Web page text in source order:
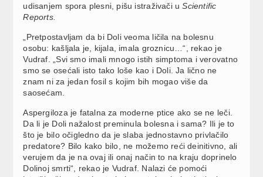
udisanjem spora plesni, pišu istraživači uScientific
Reports.
„Pretpostavljam da bi Doli veoma ličila na bolesnu
osobu: kašljala je, kijala, imala groznicu…“, rekao je
Vudraf. „Svi smo imali mnogo istih simptoma i verovatno
smo se osećali isto tako loše kao i Doli. Ja lično ne
znam ni za jedan fosil s kojim bih mogao više da
saosećam.
Aspergiloza je fatalna za moderne ptice ako se ne leči.
Da li je Doli nažalost preminula bolesna i sama? Ili je to
što je bilo očigledno da je slaba jednostavno privlačilo
predatore? Bilo kako bilo, ne možemo reći deinitivno, ali
verujem da je na ovaj ili onaj način to na kraju doprinelo
Dolinoj smrti“, rekao je Vudraf. Nalazi će pomoći